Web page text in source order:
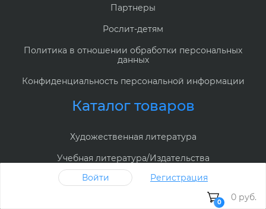
Партнеры
Рослит-детям
Политика в отношении обработки персональных
данных
Конфиденциальность персональной информации
Каталог товаров
Художественная литература
Учебная литература/Издательства
Детская литература/Издательства
Войти Регистрация
0 0 руб.